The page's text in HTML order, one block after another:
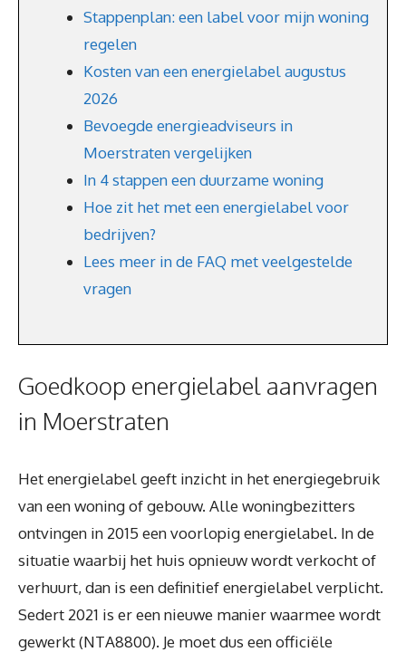
Stappenplan: een label voor mijn woning
regelen
Kosten van een energielabel augustus
2026
Bevoegde energieadviseurs in
Moerstraten vergelijken
In 4 stappen een duurzame woning
Hoe zit het met een energielabel voor
bedrijven?
Lees meer in de FAQ met veelgestelde
vragen
Goedkoop energielabel aanvragen
in Moerstraten
Het energielabel geeft inzicht in het energiegebruik
van een woning of gebouw. Alle woningbezitters
ontvingen in 2015 een voorlopig energielabel. In de
situatie waarbij het huis opnieuw wordt verkocht of
verhuurt, dan is een definitief energielabel verplicht.
Sedert 2021 is er een nieuwe manier waarmee wordt
gewerkt (NTA8800). Je moet dus een officiële